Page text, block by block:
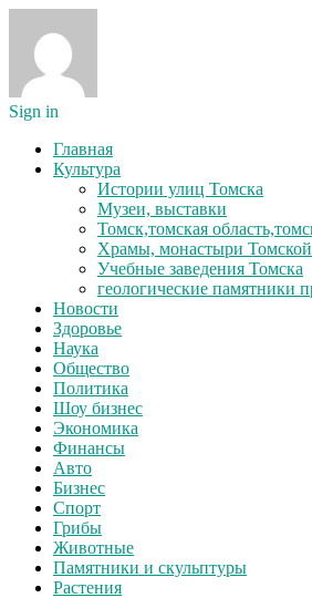
Sign in
Главная
Культура
Истории улиц Томска
Музеи, выставки
Томск,томская
Храмы, монастыри Томской
Учебные заведения Томска
геологические памятники
Новости
Здоровье
Наука
Общество
Политика
Шоу бизнес
Экономика
Финансы
Авто
Бизнес
Спорт
Грибы
Животные
Памятники и скульптуры
Растения